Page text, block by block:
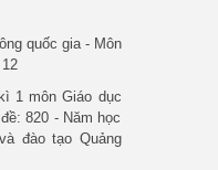
quốc gia - Môn
1 môn Giáo dục
820 - Năm học
đào tạo Quảng